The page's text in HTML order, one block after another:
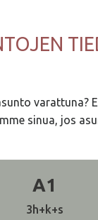
varattuna?
sinua, jos
A1
3h+k+s